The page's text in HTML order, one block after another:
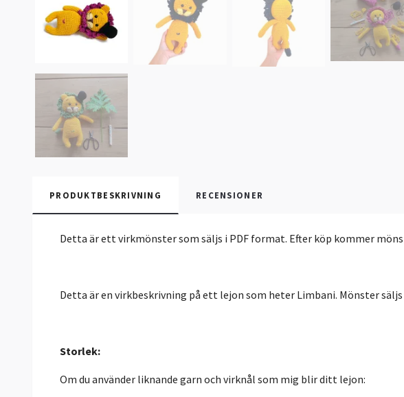
PRODUKTBESKRIVNING RECENSIONER
Detta är ett virkmönster som säljs i PDF format. Efter köp kommer
Detta är en virkbeskrivning på ett lejon som heter Limbani. Mönster säljs
Storlek:
Om du använder liknande garn och virknål som mig blir ditt lejon: